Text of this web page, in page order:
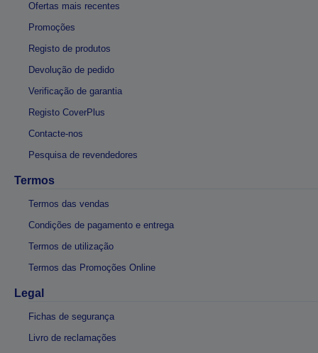
Ofertas mais recentes
Promoções
Registo de produtos
Devolução de pedido
Verificação de garantia
Registo CoverPlus
Contacte-nos
Pesquisa de revendedores
Termos
Termos das vendas
Condições de pagamento e entrega
Termos de utilização
Termos das Promoções Online
Legal
Fichas de segurança
Livro de reclamações